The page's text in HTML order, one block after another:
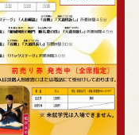
of the
Joruri
original
Arts in